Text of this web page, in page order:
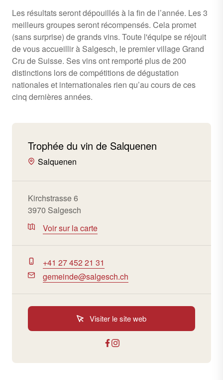
Les résultats seront dépouillés à la fin de l’année. Les 3
meilleurs groupes seront récompensés. Cela promet
(sans surprise) de grands vins. Toute l'équipe se réjouit
de vous accueillir à Salgesch, le premier village Grand
Cru de Suisse. Ses vins ont remporté plus de 200
distinctions lors de compétitions de dégustation
nationales et internationales rien qu’au cours de ces
cinq dernières années.
Trophée du vin de Salquenen
Salquenen
Kirchstrasse 6
3970 Salgesch
Voir sur la carte
+41 27 452 21 31
gemeinde@salgesch.ch
Visiter le site web